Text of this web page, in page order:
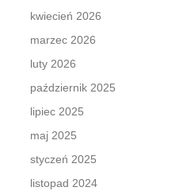
kwiecień 2026
marzec 2026
luty 2026
październik 2025
lipiec 2025
maj 2025
styczeń 2025
listopad 2024